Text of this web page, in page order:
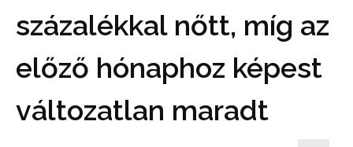
százalékkal nőtt, míg az
előző hónaphoz képest
változatlan maradt